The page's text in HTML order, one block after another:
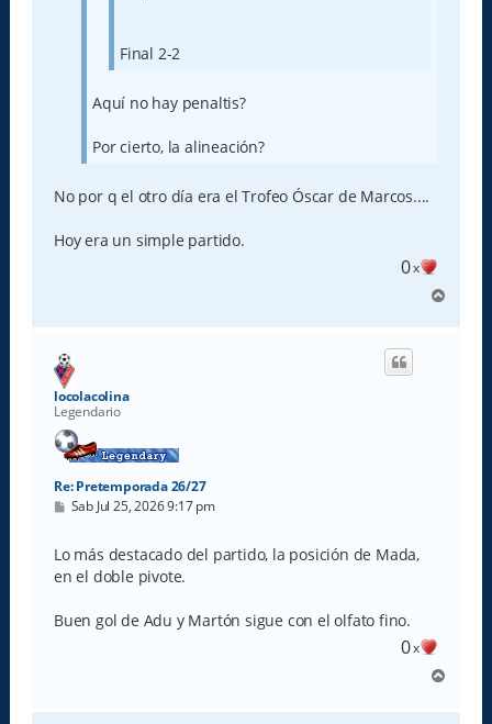
Final 2-2
Aquí no hay penaltis?
Por cierto, la alineación?
No por q el otro día era el Trofeo Óscar de Marcos....
Hoy era un simple partido.
0x
r
locolacolina
Legendario
Re: Pretemporada 26/27
M
s
a
j
Sab Jul 25, 2026 9:17 pm
Lo más destacado del partido, la posición de Mada,
en el doble pivote.
Buen gol de Adu y Martón sigue con el olfato fino.
0x
r